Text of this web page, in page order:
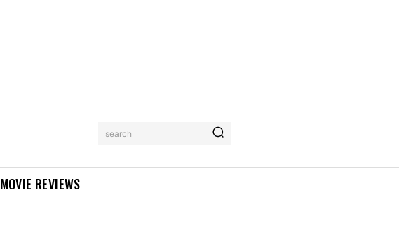
search
MOVIE REVIEWS